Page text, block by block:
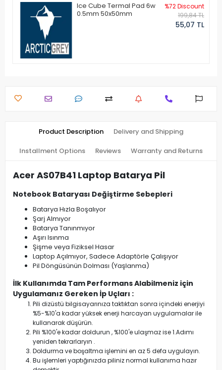
Ice Cube Termal Pad 6w
0.5mm 50x50mm
%72 Discount
199,84 TL
55,07 TL
Product Description Delivery and Shipping
Installment Options Reviews Warranty and Returns
Acer AS07B41 Laptop Batarya Pil
Notebook Bataryası Değiştirme Sebepleri
Batarya Hızla Boşalıyor
Şarj Almıyor
Batarya Tanınmıyor
Aşırı Isınma
Şişme veya Fiziksel Hasar
Laptop Açılmıyor, Sadece Adaptörle Çalışıyor
Pil Döngüsünün Dolması (Yaşlanma)
İlk Kullanımda Tam Performans Alabilmeniz için
Uygulamanız Gereken İp Uçları :
Pili dizüstü bilgisayarınıza taktıktan sonra içindeki enerjiyi
%5-%10'a kadar yüksek enerji harcayan uygulamalar ile
kullanarak düşürün.
Pili %100'e kadar doldurun , %100'e ulaşmaz ise 1.Adımı
yeniden tekrarlaryın .
Doldurma ve boşaltma işlemini en az 5 defa uygulayın.
Bu işlemleri yaptığınızda piliniz normal kullanıma hazır